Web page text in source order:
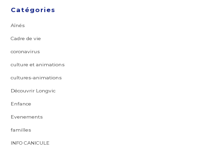
Catégories
Aînés
Cadre de vie
coronavirus
culture et animations
cultures-animations
Découvrir Longvic
Enfance
Evenements
familles
INFO CANICULE